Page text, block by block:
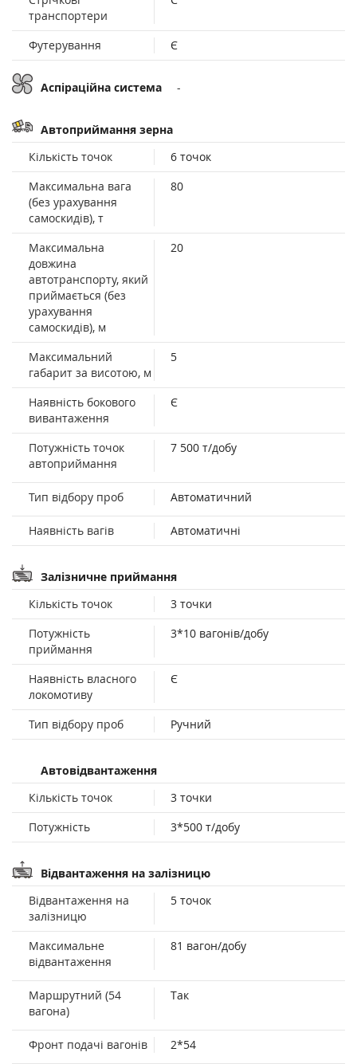
транспортери
Футерування Є
Аспіраційна система -
Автоприймання зерна
Кількість точок
6 точок
Максимальна вага
(без урахування
самоскидів), т
80
Максимальна
довжина
автотранспорту, який
приймається (без
урахування
самоскидів), м
20
Максимальний
габарит за висотою, м
5
Наявність бокового
вивантаження
Є
Потужність точок
автоприймання
7 500 т/добу
Тип відбору проб Автоматичний
Наявність вагів Автоматичні
Залізничне приймання
Кількість точок
3 точки
Потужність
приймання
3*10 вагонів/добу
Наявність власного
локомотиву
Є
Тип відбору проб Ручний
Автовідвантаження
Кількість точок
3 точки
Потужність
3*500 т/добу
Відвантаження на залізницю
Відвантаження на
залізницю
5 точок
Максимальне
відвантаження
81 вагон/добу
Маршрутний (54
вагона)
Так
Фронт подачі вагонів 2*54